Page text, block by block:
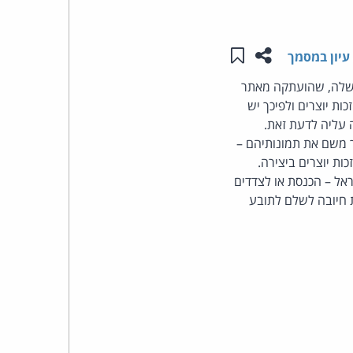
שתפו עמוד זה
שמור ב"תכנים שלי"
עיון במסמך
שהועתקה מאתר
– הנתבעת לא נהנית מהגנת המפר התמים הקבועה בסעיף 8 לחוק זכות יוצרים ולפיכך יש
עליה לדעת זאת.
משם את תמונותיהם –
יוצרים ביצירה.
– הכנסת או לצדדים
חיובה לשלם לתובע